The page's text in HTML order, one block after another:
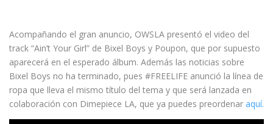
Acompañando el gran anuncio, OWSLA presentó el video del
track “Ain’t Your Girl” de Bixel Boys y Poupon, que por supuesto
aparecerá en el esperado álbum. Además las noticias sobre
Bixel Boys no ha terminado, pues #FREELIFE anunció la línea de
ropa que lleva el mismo título del tema y que será lanzada en
colaboración con Dimepiece LA, que ya puedes preordenar aquí.